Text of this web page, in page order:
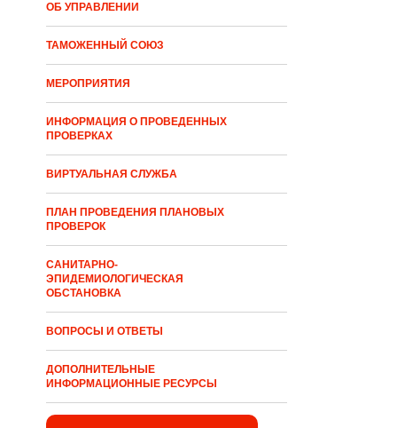
ОБ УПРАВЛЕНИИ
ТАМОЖЕННЫЙ СОЮЗ
МЕРОПРИЯТИЯ
ИНФОРМАЦИЯ О ПРОВЕДЕННЫХ
ПРОВЕРКАХ
ВИРТУАЛЬНАЯ СЛУЖБА
ПЛАН ПРОВЕДЕНИЯ ПЛАНОВЫХ
ПРОВЕРОК
САНИТАРНО-
ЭПИДЕМИОЛОГИЧЕСКАЯ
ОБСТАНОВКА
ВОПРОСЫ И ОТВЕТЫ
ДОПОЛНИТЕЛЬНЫЕ
ИНФОРМАЦИОННЫЕ РЕСУРСЫ